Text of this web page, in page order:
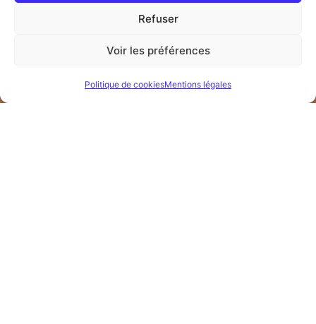
Refuser
Voir les préférences
Politique de cookiesMentions légales
formationprobebe@gmail.com
Bertrand Doret EI
Réponse sous 48h